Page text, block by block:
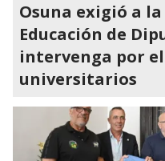
Osuna exigió a
Educación de
intervenga por
universitarios